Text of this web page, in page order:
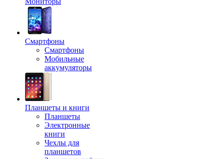
Смартфоны
Смартфоны
Мобильные
аккумуляторы
Планшеты и книги
Планшеты
Электронные
книги
Чехлы для
планшетов